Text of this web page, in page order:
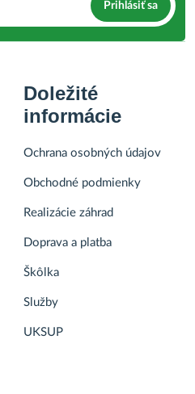
Prihlásiť sa
Doležité
informácie
Ochrana osobných údajov
Obchodné podmienky
Realizácie záhrad
Doprava a platba
Škôlka
Služby
UKSUP